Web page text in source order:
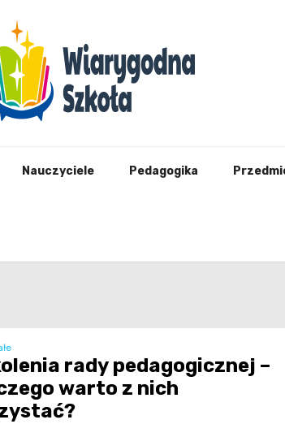
Nauczyciele Pedagogika
rady pedagogicznej –
warto z nich